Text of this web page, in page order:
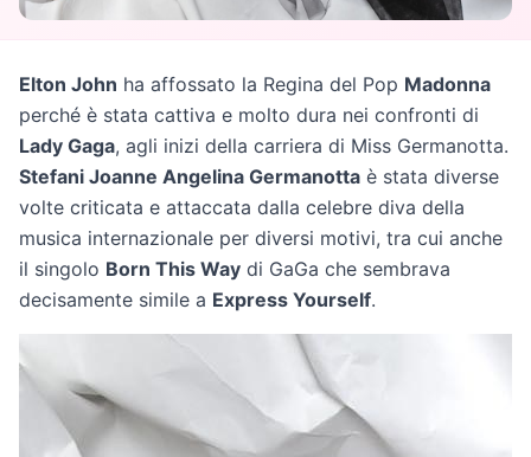
Elton John ha affossato la Regina del Pop Madonna
perché è stata cattiva e molto dura nei confronti di
Lady Gaga, agli inizi della carriera di Miss Germanotta.
Stefani Joanne Angelina Germanotta è stata diverse
volte criticata e attaccata dalla celebre diva della
musica internazionale per diversi motivi, tra cui anche
il singolo Born This Way di GaGa che sembrava
decisamente simile a Express Yourself.